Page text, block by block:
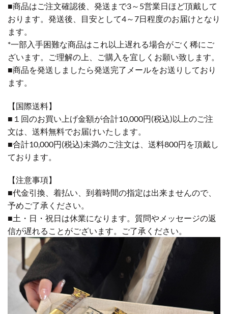
■商品はご注文確認後、発送まで3～5営業日ほど頂戴して
おります。発送後、目安として4～7日程度のお届けとなり
ます。
*一部入手困難な商品はこれ以上遅れる場合がごく稀にご
ざいます。ご理解の上、ご購入を宜しくお願い致します。
■商品を発送しましたら発送完了メールをお送りしており
ます。
【国際送料】
■１回のお買い上げ金額が合計10,000円(税込)以上のご注
文は、送料無料でお届けいたします。
■合計10,000円(税込)未満のご注文は、送料800円を頂戴し
ております。
【注意事項】
■代金引換、着払い、到着時間の指定は出来ませんので、
予めご了承ください。
■土・日・祝日は休業になります。質問やメッセージの返
信が遅れることがございます。ご了承ください。